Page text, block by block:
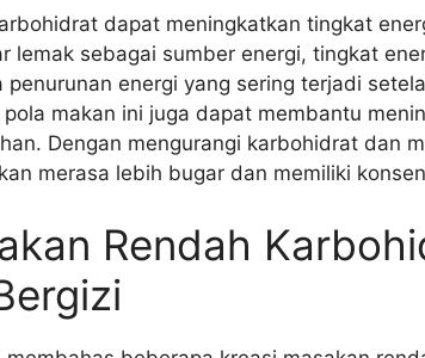
dapat meningkatkan tingkat
lemak sebagai sumber energi, tingkat
energi yang sering terjadi
makan ini juga dapat membantu
Dengan mengurangi karbohidrat dan
merasa lebih bugar dan memiliki
Rendah